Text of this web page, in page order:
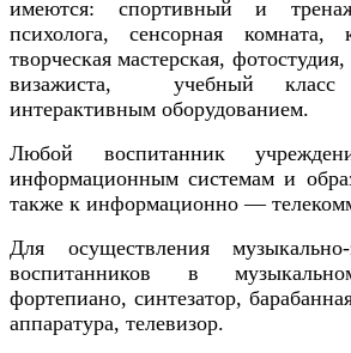
имеются: спортивный и
психолога, сенсорная комната,
творческая мастерская,
визажиста, учебный
интерактивным оборудованием.
Любой воспитанник
информационным системам и
также к информационно —
Для осуществления музыкально-
воспитанников в
фортепиано, синтезатор,
аппаратура, телевизор.